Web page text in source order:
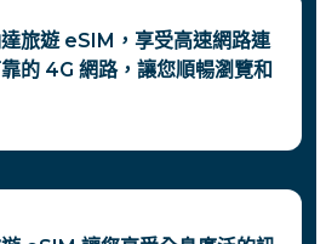
旅遊 eSIM，享受高速網路連
的 4G 網路，讓您順暢瀏覽和